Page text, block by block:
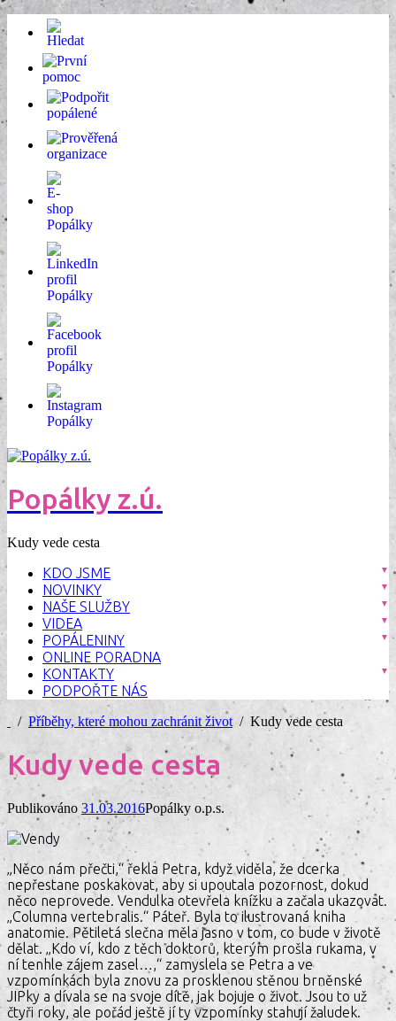
Popálky z.ú.
Kudy vede cesta
KDO JSME
NOVINKY
NAŠE SLUŽBY
VIDEA
POPÁLENINY
ONLINE PORADNA
KONTAKTY
PODPOŘTE NÁS
/ Příběhy, které mohou zachránit život / Kudy vede cesta
Kudy vede cesta
Publikováno 31.03.2016Popálky o.p.s.
„Něco nám přečti,“ řekla Petra, když viděla, že dcerka
nepřestane poskakovat, aby si upoutala pozornost, dokud
něco neprovede. Vendulka otevřela knížku a začala ukazovat.
„Columna vertebralis.“ Páteř. Byla to ilustrovaná kniha
anatomie. Pětiletá slečna měla jasno v tom, co bude v životě
dělat. „Kdo ví, kdo z těch doktorů, kterým prošla rukama, v
ní tenhle zájem zasel…,“ zamyslela se Petra a ve
vzpomínkách byla znovu za prosklenou stěnou brněnské
JIPky a dívala se na svoje dítě, jak bojuje o život. Jsou to už
čtyři roky, ale pořád ještě jí ty vzpomínky stahují žaludek.